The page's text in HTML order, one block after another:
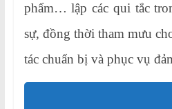
phẩm… lập các qui tắc
sự, đồng thời tham mưu
tác chuẩn bị và phục vụ